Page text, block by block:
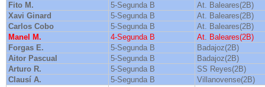
Fito M. 5-Segunda B
At. Baleares(2B)
Xavi Ginard
5-Segunda B
At. Baleares(2B)
Carlos Cobo
5-Segunda B
At. Baleares(2B)
Manel M.
4-Segunda B
At. Baleares(2B)
Forgas E.
5-Segunda B
Badajoz(2B)
Aitor Pascual
5-Segunda B
Badajoz(2B)
Arturo R.
5-Segunda B
SS Reyes(2B)
Clausí A.
5-Segunda B Villanovense(2B)